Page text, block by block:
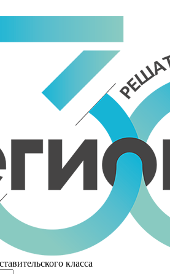
класса